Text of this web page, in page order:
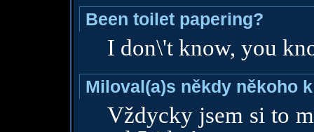
Been toilet papering?
I don\'t know, you
Miloval(a)s někdy někoho
Vždycky jsem si to